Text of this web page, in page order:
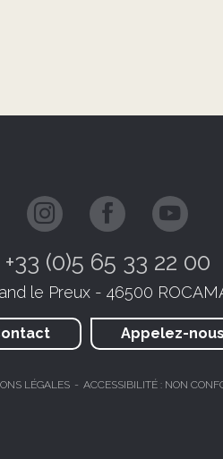
+33 (0)5 65 33 22 00
le Preux - 46500
Appelez-nous
LÉGALES ACCESSIBILITÉ : NON